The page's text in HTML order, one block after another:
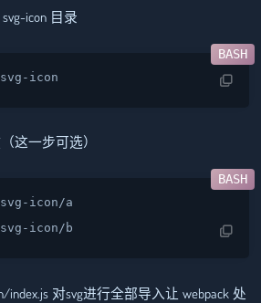
icon 目录
icon
这一步可选）
icon/a
icon/b
index.js 对svg进行全部导入让 webpack 处